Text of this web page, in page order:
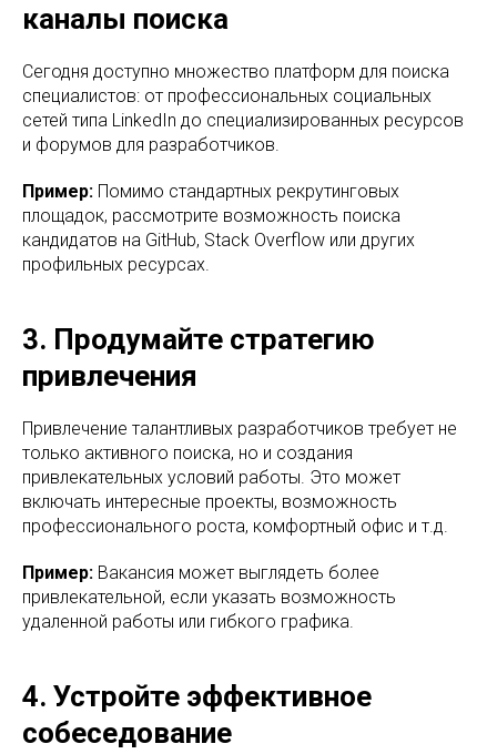
каналы поиска
Сегодня доступно множество платформ для поиска
специалистов: от профессиональных социальных
сетей типа LinkedIn до специализированных ресурсов
и форумов для разработчиков.
Пример: Помимо стандартных рекрутинговых
площадок, рассмотрите возможность поиска
кандидатов на GitHub, Stack Overflow или других
профильных ресурсах.
3. Продумайте стратегию
привлечения
Привлечение талантливых разработчиков требует не
только активного поиска, но и создания
привлекательных условий работы. Это может
включать интересные проекты, возможность
профессионального роста, комфортный офис и т.д.
Пример: Вакансия может выглядеть более
привлекательной, если указать возможность
удаленной работы или гибкого графика.
4. Устройте эффективное
собеседование